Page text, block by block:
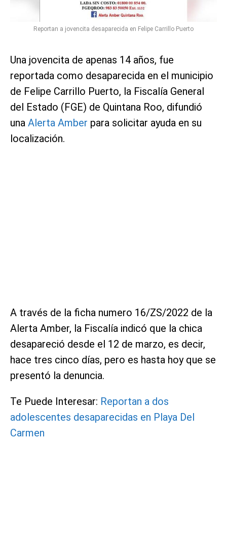
Reportan a jovencita desaparecida en Felipe Carrillo Puerto
Una jovencita de apenas 14 años, fue
reportada como desaparecida en el municipio
de Felipe Carrillo Puerto, la Fiscalía General
del Estado (FGE) de Quintana Roo, difundió
una Alerta Amber para solicitar ayuda en su
localización.
A través de la ficha numero 16/ZS/2022 de la
Alerta Amber, la Fiscalía indicó que la chica
desapareció desde el 12 de marzo, es decir,
hace tres cinco días, pero es hasta hoy que se
presentó la denuncia.
Te Puede Interesar: Reportan a dos
adolescentes desaparecidas en Playa Del
Carmen